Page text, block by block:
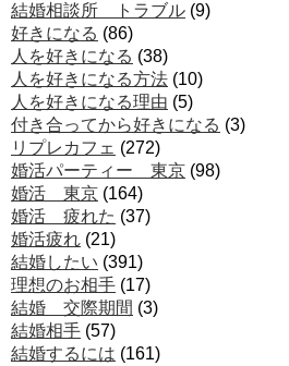
結婚相談所 トラブル (9)
好きになる (86)
人を好きになる (38)
人を好きになる方法 (10)
人を好きになる理由 (5)
付き合ってから好きになる (3)
リプレカフェ (272)
婚活パーティー 東京 (98)
婚活 東京 (164)
婚活 疲れた (37)
婚活疲れ (21)
結婚したい (391)
理想のお相手 (17)
結婚 交際期間 (3)
結婚相手 (57)
結婚するには (161)